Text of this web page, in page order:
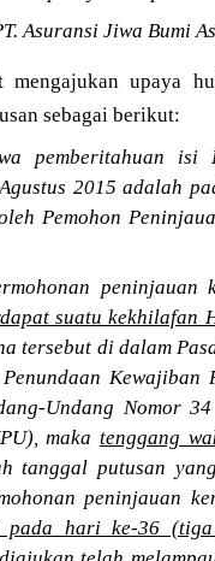
Asuransi Jiwa Bumi
mengajukan upaya
sebagai berikut:
pemberitahuan
2015 adalah
Pemohon
suatu kekhilafan
tersebut di dalam
Kewajiban
Undang Nomor
maka tenggang
tanggal putusan
peninjauan
pada hari ke-36